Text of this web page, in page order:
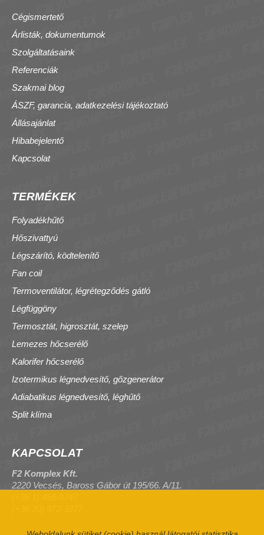
Cégismertető
Árlisták, dokumentumok
Szolgáltatásaink
Referenciák
Szakmai blog
ÁSZF, garancia, adatkezelési tájékoztató
Állásajánlat
Hibabejelentő
Kapcsolat
TERMÉKEK
Folyadékhűtő
Hőszivattyú
Légszárító, ködtelenítő
Fan coil
Termoventilátor, légrétegződés gátló
Légfüggöny
Termosztát, higrosztát, szelep
Lemezes hőcserélő
Kalorifer hőcserélő
Izotermikus légnedvesítő, gőzgenerátor
Adiabatikus légnedvesítő, léghűtő
Split klíma
KAPCSOLAT
F2 Komplex Kft.
2220 Vecsés, Baross Gábor út 195/66. A/11.